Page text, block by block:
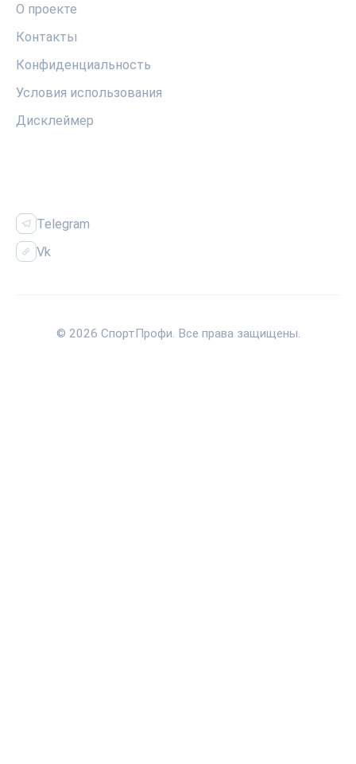
О проекте
Контакты
Конфиденциальность
Условия использования
Дисклеймер
Telegram
Vk
© 2026 СпортПрофи. Все права защищены.